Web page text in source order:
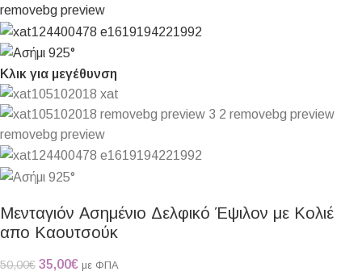
Κλικ για μεγέθυνση
Μενταγιόν Ασημένιο Δελφικό Έψιλον με Κολιέ
απο Καουτσούκ
50,00€ 35,00€ με ΦΠΑ